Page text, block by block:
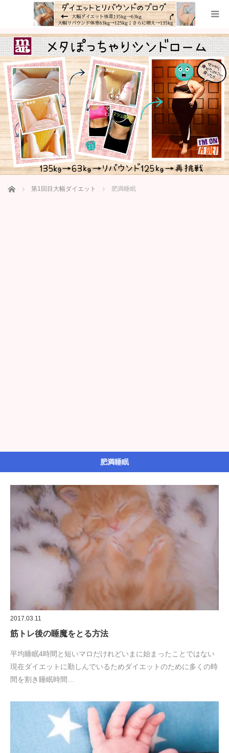
ホーム 第1回目大幅ダイエット 肥満睡眠
肥満睡眠
2017.03.11
筋トレ後の睡魔をとる方法
平均睡眠4時間と短いマロだけれどいまに始まったことではない
現在ダイエットに勤しんでいるためダイエットのために多くの時
間を割き睡眠時間…